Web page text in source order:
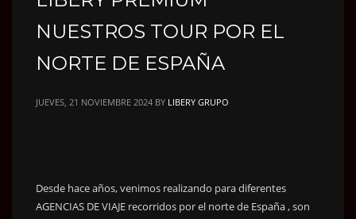
NUESTROS TOUR POR EL
NORTE DE ESPAÑA
JUEVES, 21 NOVIEMBRE 2024 BY LIBERY GRUPO
Desde hace años, venimos realizando para diferentes
AGENCIAS DE VIAJE recorridos por el norte de España , son